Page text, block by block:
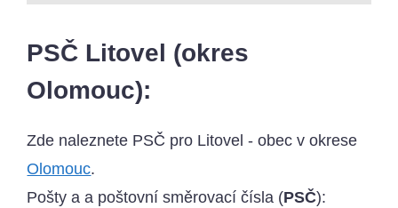
PSČ Litovel (okres
Olomouc):
Zde naleznete PSČ pro Litovel - obec v okrese
Olomouc.
Pošty a a poštovní směrovací čísla (PSČ):